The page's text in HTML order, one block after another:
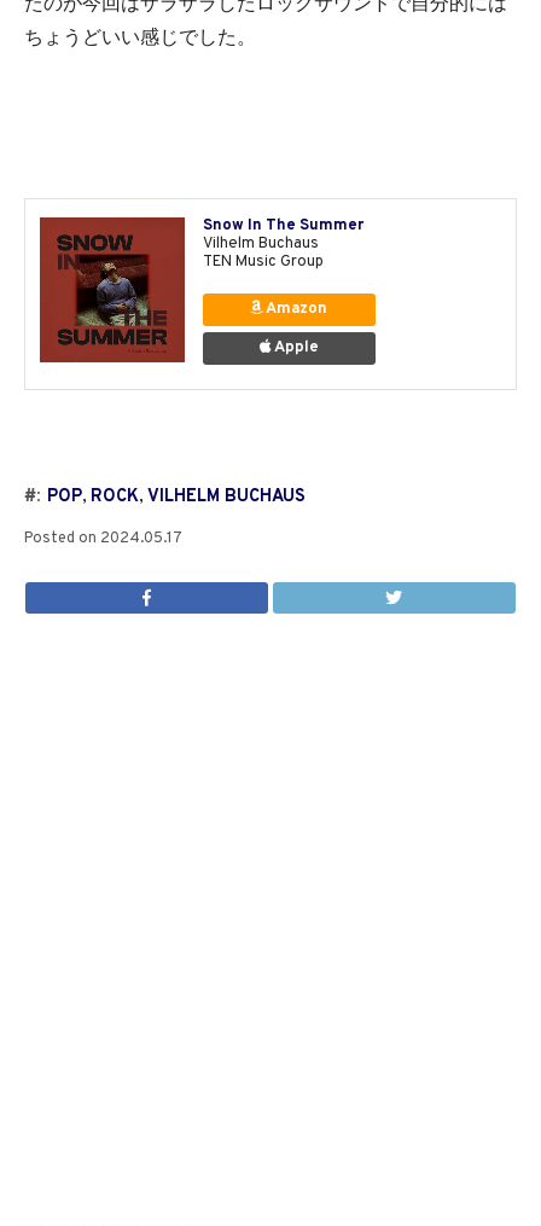
ちょうどいい感じでした。
Snow In The Summer
Vilhelm Buchaus
TEN Music Group
Amazon
Apple
#: POP, ROCK, VILHELM BUCHAUS
Posted on 2024.05.17